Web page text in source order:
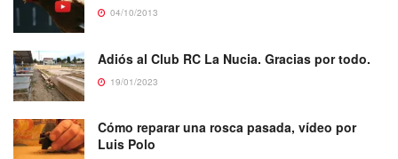
04/10/2013
Adiós al Club RC La Nucia. Gracias por todo.
19/01/2023
Cómo reparar una rosca pasada, vídeo por
Luis Polo